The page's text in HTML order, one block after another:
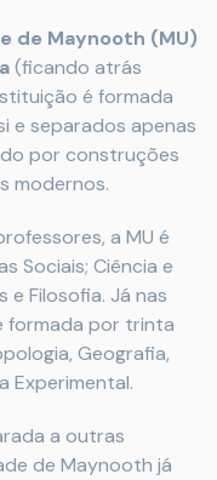
de Maynooth (MU)
(ficando atrás
é formada
e separados apenas
por construções
modernos.
a MU é
Sociais; Ciência e
e Filosofia. Já nas
formada por trinta
Geografia,
Experimental.
a outras
de Maynooth já